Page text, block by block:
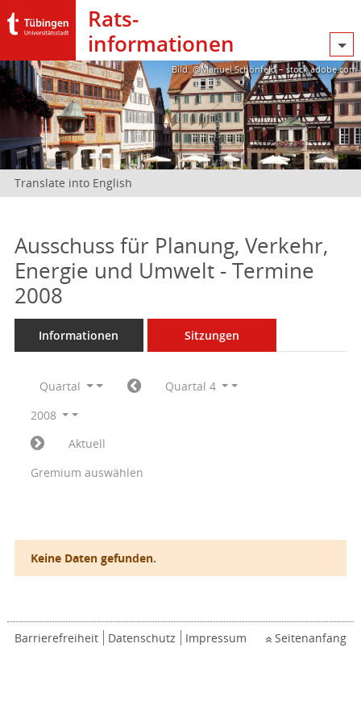
Rats­
informationen
Bild: @Manuel Schönfeld – stock.adobe.com
Translate into English
Ausschuss für Planung, Verkehr,
Energie und Umwelt - Termine
2008
Informationen Sitzungen
Quartal
Quartal 4
2008
Aktuell
Gremium auswählen
Keine Daten gefunden.
Barrierefreiheit Datenschutz Impressum Seitenanfang